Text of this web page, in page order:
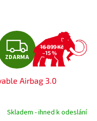
Z
D
A
R
ZDARMA
16 899 Kč
–15 %
Airbag 3.0
Skladem - ihned k odeslání